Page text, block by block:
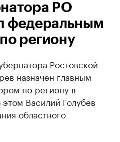
РО
федеральным
региону
Ростовской
назначен главным
по региону в
Василий Голубев
областного